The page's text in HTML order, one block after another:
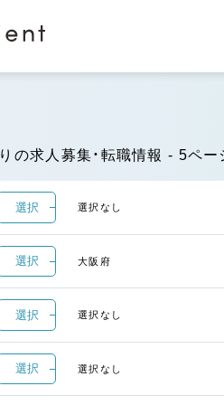
の求人募集・転職情報 - 5ペー
選択 選択なし
選択 大阪府
選択 選択なし
選択 選択なし